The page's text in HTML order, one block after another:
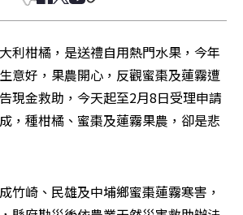
利柑橘，是送禮自用熱門水果，今年
意好，果農開心，反觀蜜棗及蓮霧遭
現金救助，今天起至2月8日受理申請
，種柑橘、蜜棗及蓮霧果農，卻是悲
竹崎、民雄及中埔鄉蜜棗蓮霧寒害，